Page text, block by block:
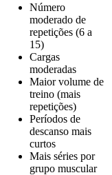
Número
moderado de
repetições (6 a
15)
Cargas
moderadas
Maior volume de
treino (mais
repetições)
Períodos de
descanso mais
curtos
Mais séries por
grupo muscular